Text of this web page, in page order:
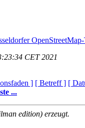
CET 2021
] [ Betreff ] [
...
edition) erzeugt.